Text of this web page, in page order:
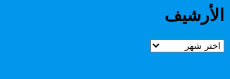
الأرشيف
الأرشيف